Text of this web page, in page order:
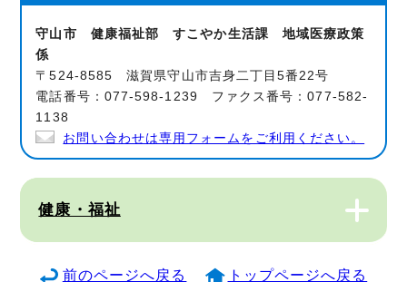
守山市 健康福祉部 すこやか生活課 地域医療政策
係
〒524-8585 滋賀県守山市吉身二丁目5番22号
電話番号：077-598-1239 ファクス番号：077-582-
1138
お問い合わせは専用フォームをご利用ください。
健康・福祉
前のページへ戻る トップページへ戻る